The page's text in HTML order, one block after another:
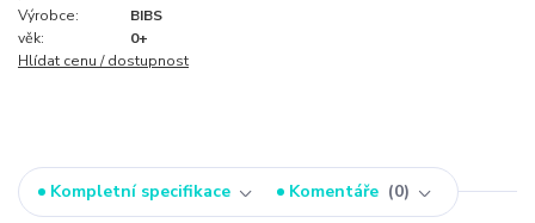
Výrobce:
BIBS
věk:
0+
Hlídat cenu / dostupnost
Kompletní specifikace Komentáře 0